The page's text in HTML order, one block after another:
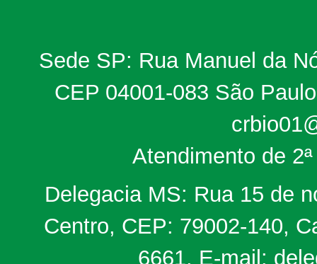
Sede SP: Rua Manuel da
CEP 04001-083 São
Atendimento de
Delegacia MS: Rua 15 de
Centro, CEP: 79002-140,
6661, E-mail: